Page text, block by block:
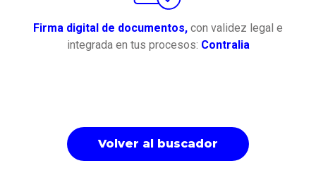
Firma digital de documentos, con validez legal e
integrada en tus procesos: Contralia
Volver al buscador